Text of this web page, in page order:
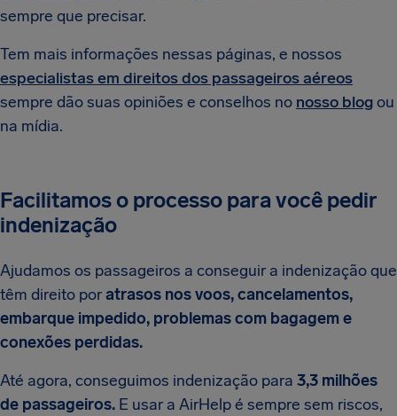
sempre que precisar.
Tem mais informações nessas páginas, e nossos
especialistas em direitos dos passageiros aéreos
sempre dão suas opiniões e conselhos no nosso blogou
na mídia.
Facilitamos o processo para você pedir
indenização
Ajudamos os passageiros a conseguir a indenização que
têm direito poratrasos nos voos, cancelamentos,
embarque impedido, problemas com bagagem e
conexões perdidas.
Até agora, conseguimos indenização para 3,3 milhões
de passageiros. E usar a AirHelp é sempre sem riscos,